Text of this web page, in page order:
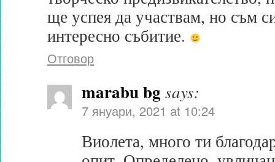
ще успея да участвам, но съм
интересно събитие.
Отговор
marabu bg says:
7 януари, 2021 at 10:24
Виолета, много ти